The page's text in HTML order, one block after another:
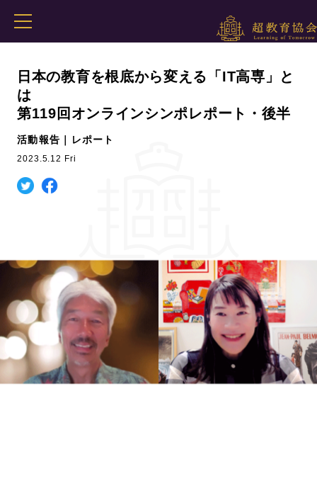
日本の教育を根底から変える「IT高専」と
は
第119回オンラインシンポレポート・後半
活動報告｜レポート
2023.5.12 Fri